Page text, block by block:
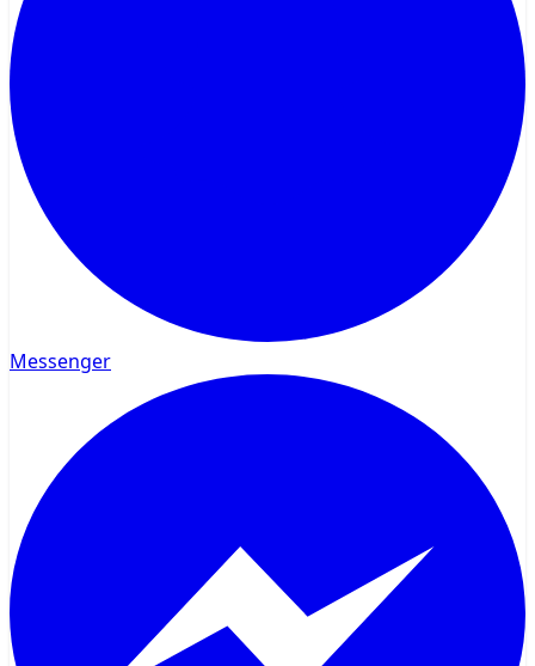
Messenger